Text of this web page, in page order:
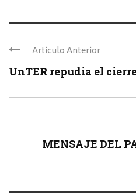
Articulo Anterior
UnTER repudia el
MENSAJE DEL